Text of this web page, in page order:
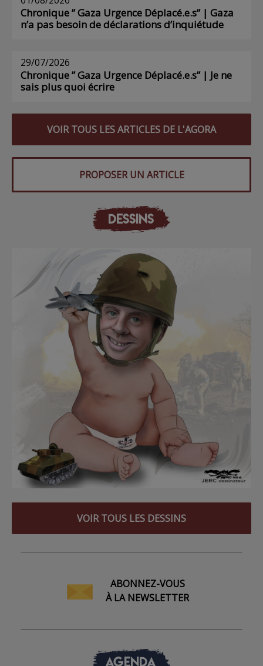
Chronique ” Gaza Urgence Déplacé.e.s” | Gaza
n’a pas besoin de déclarations d’inquiétude
29/07/2026
Chronique ” Gaza Urgence Déplacé.e.s” | Je ne
sais plus quoi écrire
VOIR TOUS LES ARTICLES DE L'AGORA
PROPOSER UN ARTICLE
DESSINS
VOIR TOUS LES DESSINS
ABONNEZ-VOUS
À LA NEWSLETTER
AGENDA